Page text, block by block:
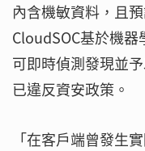
內含機敏資料，且
CloudSOC基於機
可即時偵測發現並
已違反資安政策。
「在客戶端曾發生